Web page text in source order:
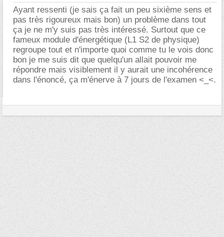
Ayant ressenti (je sais ça fait un peu sixième sens et
pas très rigoureux mais bon) un problème dans tout
ça je ne m'y suis pas très intéressé. Surtout que ce
fameux module d'énergétique (L1 S2 de physique)
regroupe tout et n'importe quoi comme tu le vois donc
bon je me suis dit que quelqu'un allait pouvoir me
répondre mais visiblement il y aurait une incohérence
dans l'énoncé, ça m'énerve à 7 jours de l'examen <_<.